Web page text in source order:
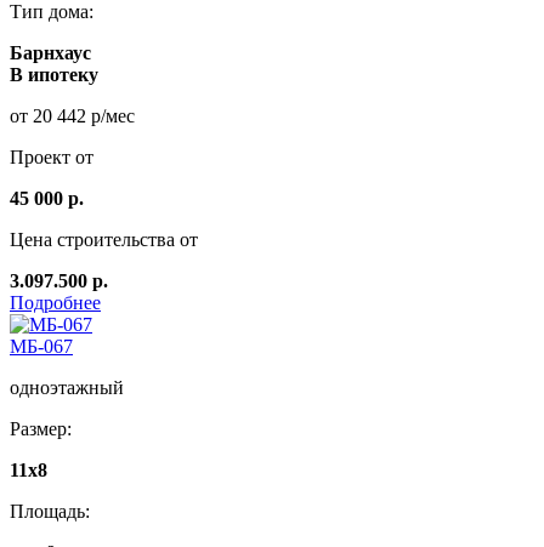
Тип дома:
Барнхаус
В ипотеку
от 20 442 р/мес
Проект от
45 000 р.
Цена строительства от
3.097.500 р.
Подробнее
МБ-067
одноэтажный
Размер:
11x8
Площадь: